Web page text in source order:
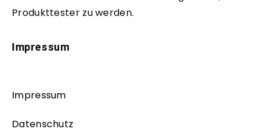
Produkttester zu werden.
Impressum
Impressum
Datenschutz